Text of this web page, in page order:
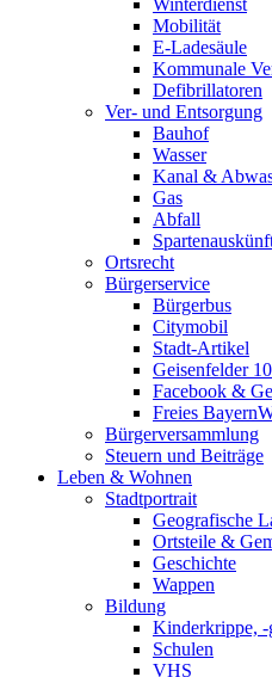
Winterdienst
Mobilität
E-Ladesäule
Kommunale
Defibrillatoren
Ver- und Entsorgung
Bauhof
Wasser
Kanal &
Gas
Abfall
Ortsrecht
Bürgerservice
Bürgerbus
Citymobil
Stadt-Artikel
Geisenfelder
Facebook &
Freies
Bürgerversammlung
Steuern und Beiträge
Leben & Wohnen
Stadtportrait
Geografische
Ortsteile &
Geschichte
Wappen
Bildung
Kinderkrippe, -
Schulen
VHS